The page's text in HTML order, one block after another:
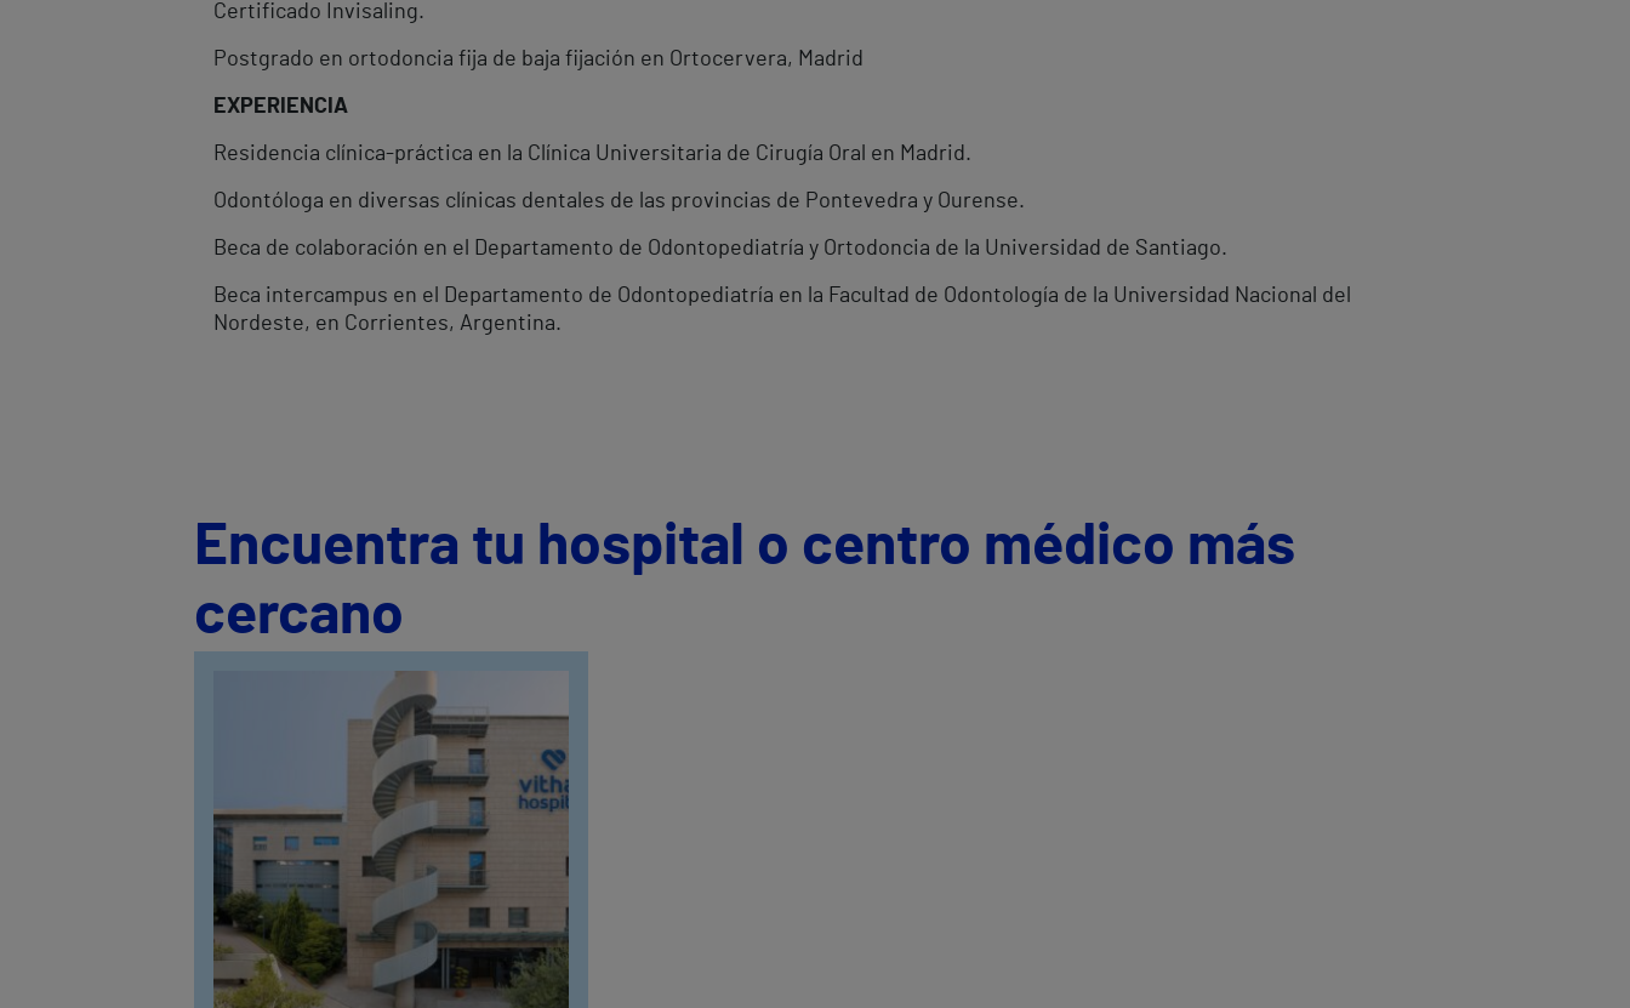
Certificado Invisaling.
Postgrado en ortodoncia fija de baja fijación en Ortocervera, Madrid
EXPERIENCIA
Residencia clínica-práctica en la Clínica Universitaria de Cirugía Oral en Madrid.
Odontóloga en diversas clínicas dentales de las provincias de Pontevedra y Ourense.
Beca de colaboración en el Departamento de Odontopediatría y Ortodoncia de la Universidad de Santiago.
Beca intercampus en el Departamento de Odontopediatría en la Facultad de Odontología de la Universidad Nacional del
Nordeste, en Corrientes, Argentina.
Encuentra tu hospital o centro médico más
cercano